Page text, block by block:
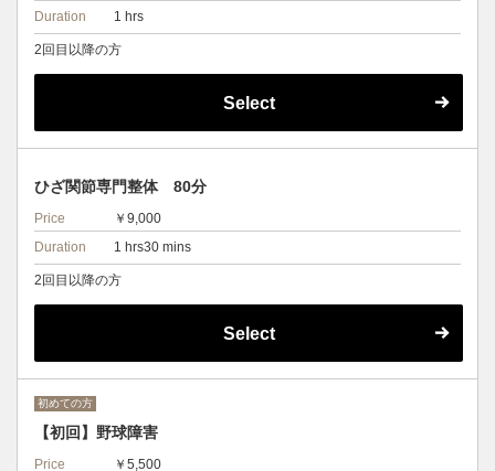
Duration
1 hrs
2回目以降の方
Select
ひざ関節専門整体 80分
Price
￥9,000
Duration
1 hrs30 mins
2回目以降の方
Select
初めての方
【初回】野球障害
Price
￥5,500